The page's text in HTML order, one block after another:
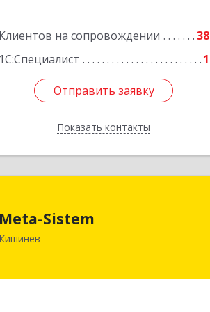
Клиентов на сопровождении
38
1С:Специалист
1
Отправить заявку
Показать контакты
Отправить заявку
Назад
Meta-Sistem
Кишинев
Республика Молдова, г. Кишинев, ул.